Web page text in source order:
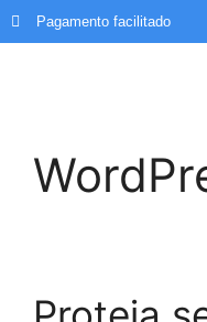
Pagamento facilitado